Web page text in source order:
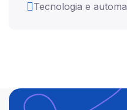
Tecnologia e